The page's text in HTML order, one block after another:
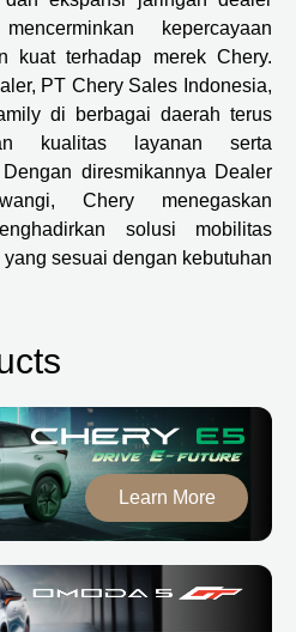
kepercayaan
kuat terhadap merek Chery.
PT Chery Sales Indonesia,
di berbagai daerah terus
kualitas layanan serta
diresmikannya Dealer
Chery menegaskan
solusi mobilitas
sesuai dengan kebutuhan
Learn More